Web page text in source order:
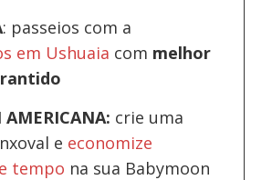
: passeios com a
em Ushuaia com melhor
crie uma
e economize
tempo na sua Babymoon